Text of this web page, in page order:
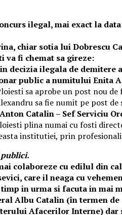
ilegal, mai exact la
chiar sotia lui
va fi chemat sa gireze:
decizia ilegala de demitere
public a numitului Enita
sa aprobe un post nou
sa fie numit pe post
Catalin – Sef Serviciu
plina numai cu fosti
institutiei, prin
colaboreze cu edilul
care il neaga cu
in urma si facuta in
Albu Catalin (în termen
Afacerilor Interne)